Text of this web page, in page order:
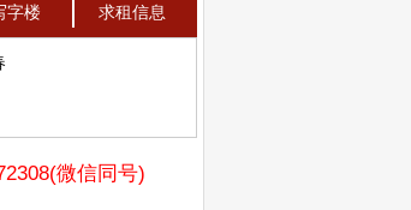
字楼 求租信息
微信同号)